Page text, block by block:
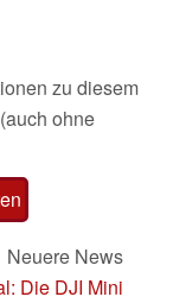
zu diesem
ohne
Neuere News
Die DJI Mini